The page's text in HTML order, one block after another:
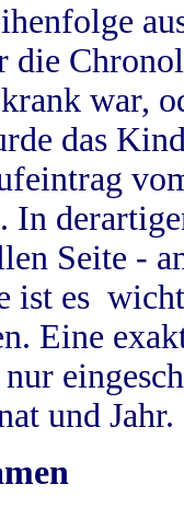
die
war,
das
In
Seite -
ist es
Eine
und Jahr.